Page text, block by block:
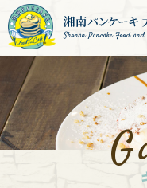
Shonan Pancake Food